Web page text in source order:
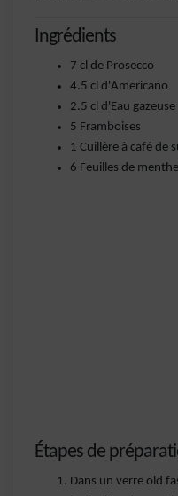
Ingrédients
7 cl de Prosecco
4.5 cl d'Americano
2.5 cl d'Eau gazeuse
5 Framboises
1 Cuillère à café de
6 Feuilles de
Étapes de
Dans un verre old